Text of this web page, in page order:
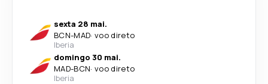
sexta 28 mai.
BCN-MAD· voo direto
Iberia
domingo 30 mai.
MAD-BCN· voo direto
Iberia